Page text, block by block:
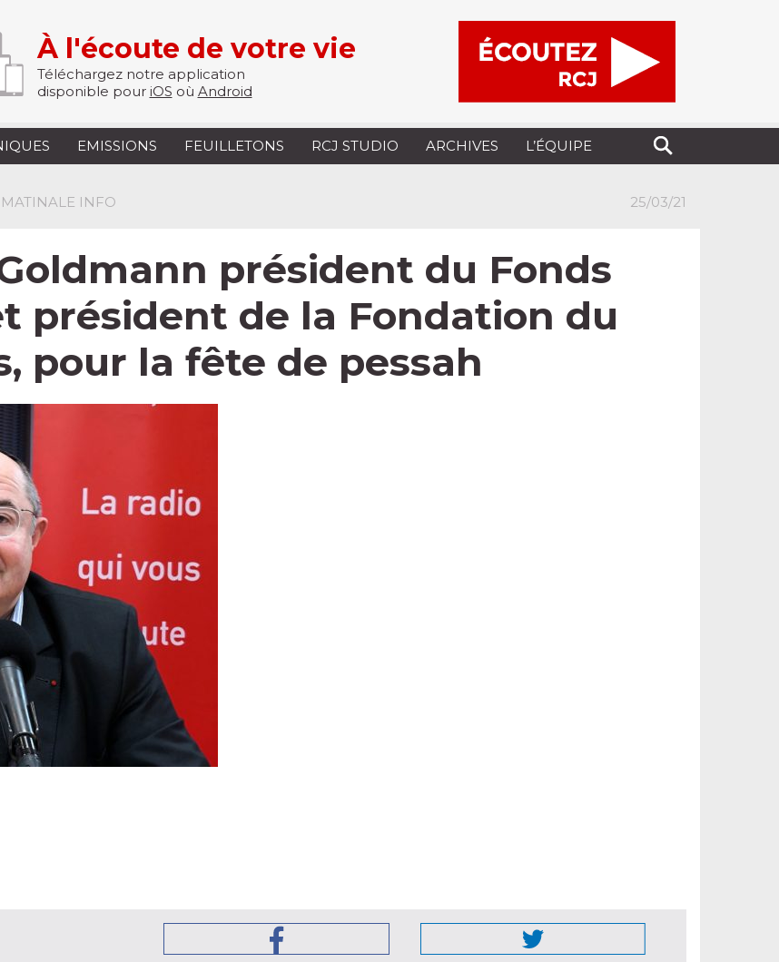
À l'écoute de votre vie
Téléchargez notre application
disponible pour iOS où Android
EMISSIONS FEUILLETONS RCJ STUDIO ARCHIVES L’ÉQUIPE
INFO 25/03/21
président du Fonds
président de la Fondation du
pour la fête de pessah